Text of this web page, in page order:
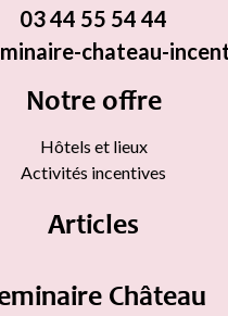
03 44 55 54 44
chateau-
Notre offre
Hôtels et lieux
Activités incentives
Articles
Château